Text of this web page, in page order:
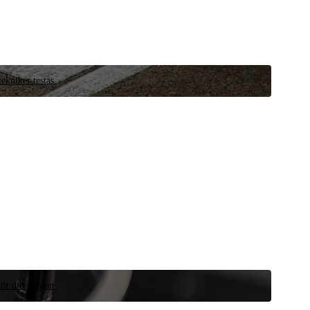
testas.
ditt fordon.